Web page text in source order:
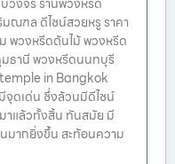
วงจร ร้านพวงหรีด
ณฑล ดีไซน์สวยหรู ราคา
พวงหรีดต้นไม้ พวงหรีด
มธานี พวงหรีดนนทบุรี
in Bangkok
จุดเด่น ซึ่งล้วนมีดีไซน์
าแล้วทั้งสิ้น ทันสมัย มี
มากยิ่งขึ้น สะท้อนความ